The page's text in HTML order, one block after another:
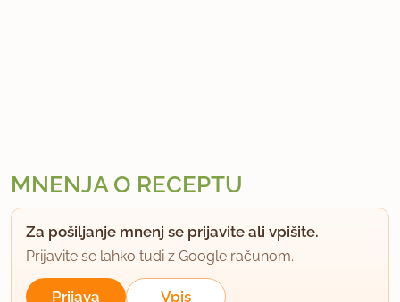
MNENJA O RECEPTU
Za pošiljanje mnenj se prijavite ali vpišite.
Prijavite se lahko tudi z Google računom.
Prijava Vpis